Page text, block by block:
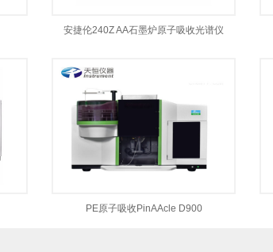
安捷伦240Z AA石墨炉原子吸收光谱仪
PE原子吸收PinAAcle D900